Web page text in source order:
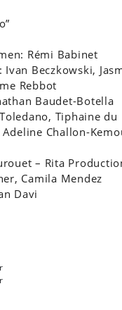
Rémi Babinet
Ivan Beczkowski,
Rebbot
Baudet-Botella
Tiphaine
Challon-
– Rita
Camila Mendez
Davi